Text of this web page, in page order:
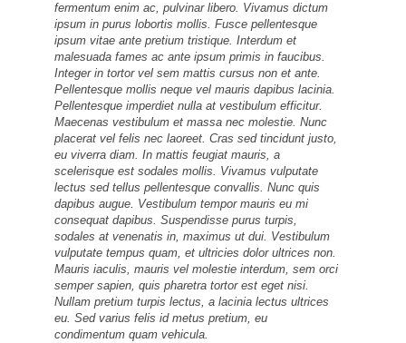
fermentum enim ac, pulvinar libero. Vivamus dictum
ipsum in purus lobortis mollis. Fusce pellentesque
ipsum vitae ante pretium tristique. Interdum et
malesuada fames ac ante ipsum primis in faucibus.
Integer in tortor vel sem mattis cursus non et ante.
Pellentesque mollis neque vel mauris dapibus lacinia.
Pellentesque imperdiet nulla at vestibulum efficitur.
Maecenas vestibulum et massa nec molestie. Nunc
placerat vel felis nec laoreet. Cras sed tincidunt justo,
eu viverra diam. In mattis feugiat mauris, a
scelerisque est sodales mollis. Vivamus vulputate
lectus sed tellus pellentesque convallis. Nunc quis
dapibus augue. Vestibulum tempor mauris eu mi
consequat dapibus. Suspendisse purus turpis,
sodales at venenatis in, maximus ut dui. Vestibulum
vulputate tempus quam, et ultricies dolor ultrices non.
Mauris iaculis, mauris vel molestie interdum, sem orci
semper sapien, quis pharetra tortor est eget nisi.
Nullam pretium turpis lectus, a lacinia lectus ultrices
eu. Sed varius felis id metus pretium, eu
condimentum quam vehicula.